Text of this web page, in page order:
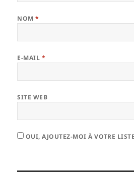
NOM*
E-MAIL *
SITE WEB
OUI, AJOUTEZ-MOI À VOTRE